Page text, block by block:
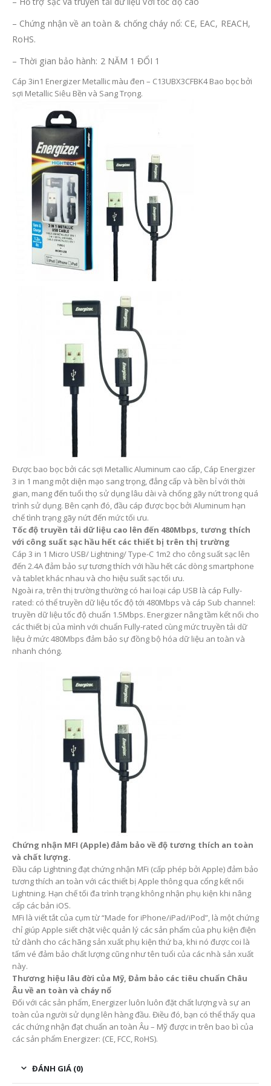
– Chứng nhận về an toàn & chống cháy nổ: CE, EAC, REACH,
RoHS.
– Thời gian bảo hành: 2 NĂM 1 ĐỔI 1
Cáp 3in1 Energizer Metallic màu đen – C13UBX3CFBK4 Bao bọc bởi
sợi Metallic Siêu Bền và Sang Trọng.
Được bao bọc bởi các sợi Metallic Aluminum cao cấp, Cáp Energizer
3 in 1 mang một diện mạo sang trọng, đẳng cấp và bền bỉ với thời
gian, mang đến tuổi thọ sử dụng lâu dài và chống gãy nứt trong quá
trình sử dụng. Bên cạnh đó, đầu cáp được bọc bởi Aluminum hạn
chế tình trạng gãy nứt đến mức tối ưu.
Tốc độ truyền tải dữ liệu cao lên đến 480Mbps, tương thích
với công suất sạc hầu hết các thiết bị trên thị trường
Cáp 3 in 1 Micro USB/ Lightning/ Type-C 1m2 cho công suất sạc lên
đến 2.4A đảm bảo sự tương thích với hầu hết các dòng smartphone
và tablet khác nhau và cho hiệu suất sạc tối ưu.
Ngoài ra, trên thị trường thường có hai loại cáp USB là cáp Fully-
rated: có thể truyền dữ liệu tốc độ tới 480Mbps và cáp Sub channel:
truyền dữ liệu tốc độ chuẩn 1.5Mbps. Energizer nâng tầm kết nối cho
các thiết bị của mình với chuẩn Fully-rated cùng mức truyền tải dữ
liệu ở mức 480Mbps đảm bảo sự đồng bộ hóa dữ liệu an toàn và
nhanh chóng.
Chứng nhận MFI (Apple) đảm bảo về độ tương thích an toàn
và chất lượng.
Đầu cáp Lightning đạt chứng nhận MFi (cấp phép bởi Apple) đảm bảo
tương thích an toàn với các thiết bị Apple thông qua cổng kết nối
Lightning. Hạn chế tối đa trình trạng không nhận phụ kiện khi nâng
cấp các bản iOS.
MFi là viết tắt của cụm từ “Made for iPhone/iPad/iPod”, là một chứng
chỉ giúp Apple siết chặt việc quản lý các sản phẩm của phụ kiện điện
tử dành cho các hãng sản xuất phụ kiện thứ ba, khi nó được coi là
tấm vé đảm bảo chất lượng cũng như tên tuổi của các nhà sản xuất
này.
Thương hiệu lâu đời của Mỹ, Đảm bảo các tiêu chuẩn Châu
Âu về an toàn và cháy nổ
Đối với các sản phẩm, Energizer luôn luôn đặt chất lượng và sự an
toàn của người sử dụng lên hàng đầu. Điều đó, bạn có thể thấy qua
các chứng nhận đạt chuẩn an toàn Âu – Mỹ được in trên bao bì của
các sản phẩm Energizer: (CE, FCC, RoHS).
ĐÁNH GIÁ (0)